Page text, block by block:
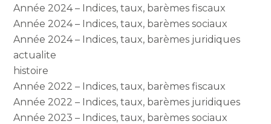
Année 2024 – Indices, taux, barèmes fiscaux
Année 2024 – Indices, taux, barèmes sociaux
Année 2024 – Indices, taux, barèmes juridiques
actualite
histoire
Année 2022 – Indices, taux, barèmes fiscaux
Année 2022 – Indices, taux, barèmes juridiques
Année 2023 – Indices, taux, barèmes sociaux